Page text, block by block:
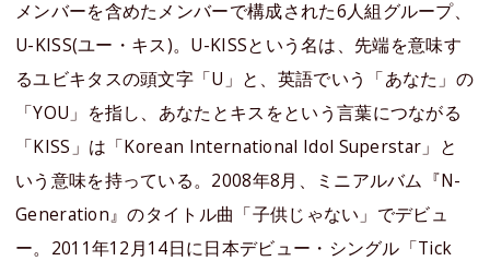
メンバーを含めたメンバーで構成された6人組グループ、
U-KISS(ユー・キス)。U-KISSという名は、先端を意味す
るユビキタスの頭文字「U」と、英語でいう「あなた」の
「YOU」を指し、あなたとキスをという言葉につながる
「KISS」は「Korean International Idol Superstar」と
いう意味を持っている。2008年8月、ミニアルバム『N-
Generation』のタイトル曲「子供じゃない」でデビュ
ー。2011年12月14日に日本デビュー・シングル「Tick